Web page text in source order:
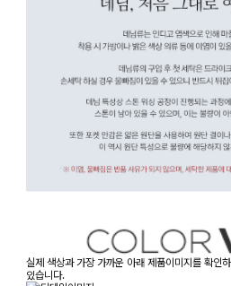
실제 색상과 가장 가까운 아래 제품이미지를 확인
있습니다.